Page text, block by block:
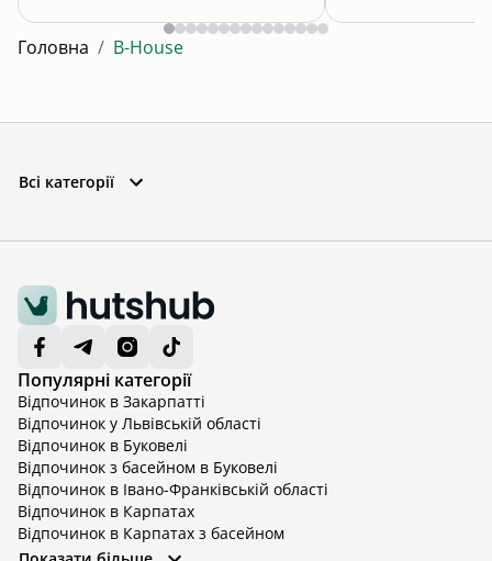
Головна / B-House
Всі категорії
Популярні категорії
Відпочинок в Закарпатті
Відпочинок у Львівській області
Відпочинок в Буковелі
Відпочинок з басейном в Буковелі
Відпочинок в Івано-Франківській області
Відпочинок в Карпатах
Відпочинок в Карпатах з басейном
Відпочинок в Київській області